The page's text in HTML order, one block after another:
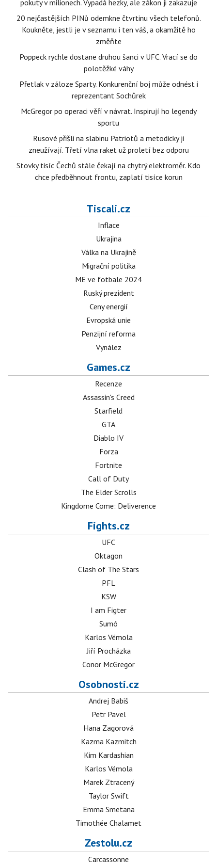
pokuty v milionech. Vypadá hezky, ale zákon ji zakazuje
20 nejčastějších PINů odemkne čtvrtinu všech telefonů.
Koukněte, jestli je v seznamu i ten váš, a okamžitě ho
změňte
Poppeck rychle dostane druhou šanci v UFC. Vrací se do
polotěžké váhy
Přetlak v záloze Sparty. Konkurenční boj může odnést i
reprezentant Sochůrek
McGregor po operaci věří v návrat. Inspirují ho legendy
sportu
Rusové přišli na slabinu Patriotů a metodicky ji
zneužívají. Třetí vlna raket už proletí bez odporu
Stovky tisíc Čechů stále čekají na chytrý elektroměr. Kdo
chce předběhnout frontu, zaplatí tisíce korun
Tiscali.cz
Inflace
Ukrajina
Válka na Ukrajině
Migrační politika
ME ve fotbale 2024
Ruský prezident
Ceny energií
Evropská unie
Penzijní reforma
Vynález
Games.cz
Recenze
Assassin's Creed
Starfield
GTA
Diablo IV
Forza
Fortnite
Call of Duty
The Elder Scrolls
Kingdome Come: Deliverence
Fights.cz
UFC
Oktagon
Clash of The Stars
PFL
KSW
I am Figter
Sumó
Karlos Vémola
Jiří Procházka
Conor McGregor
Osobnosti.cz
Andrej Babiš
Petr Pavel
Hana Zagorová
Kazma Kazmitch
Kim Kardashian
Karlos Vémola
Marek Ztracený
Taylor Swift
Emma Smetana
Timothée Chalamet
Zestolu.cz
Carcassonne